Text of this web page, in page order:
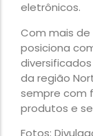
eletrônicos.
Com mais de
posiciona
da região
sempre com
produtos e
Fotos: